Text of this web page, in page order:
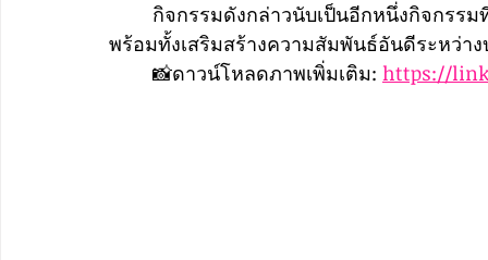
พร้อมทั้งเสริมสร้างความสัมพันธ์อันดีระหว่
	📸ดาวน์โหลดภาพเพิ่มเติม:
https://